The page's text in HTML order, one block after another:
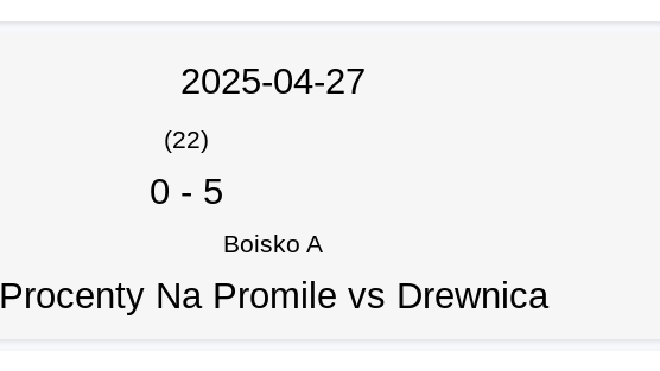
2025-04-27
(22)
0 - 5
Boisko A
Procenty Na Promile vs Drewnica